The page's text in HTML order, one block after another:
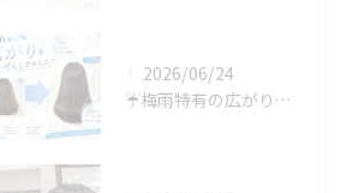
2026/06/24
☔️梅雨特有の広がり、諦めていませんか？☔️